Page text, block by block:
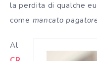
la perdita di qualche
come mancato
Al